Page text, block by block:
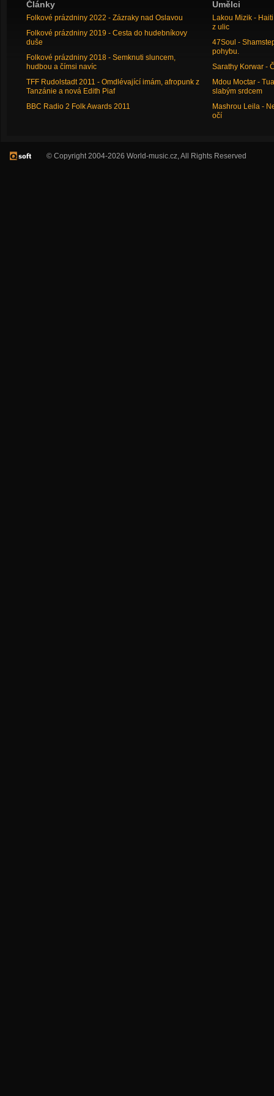
Články
Folkové prázdniny 2022 - Zázraky nad Oslavou
Folkové prázdniny 2019 - Cesta do hudebníkovy
duše
Folkové prázdniny 2018 - Semknuti sluncem,
hudbou a čímsi navíc
TFF Rudolstadt 2011 - Omdlévající imám, afropunk z
Tanzánie a nová Edith Piaf
BBC Radio 2 Folk Awards 2011
Umělci
Lakou Mizik -
z ulic
47Soul -
pohybu.
Sarathy Korwar -
Mdou Moctar -
slabým srdcem
Mashrou Leila -
očí
© Copyright 2004-2026 World-music.cz, All Rights Reserved